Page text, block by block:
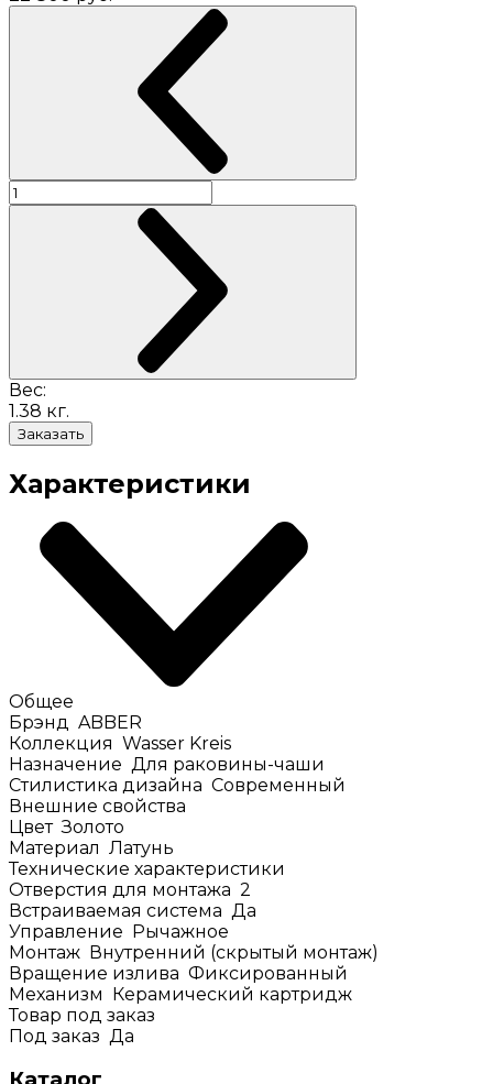
Вес:
1.38 кг.
Заказать
Характеристики
Общее
Брэнд ABBER
Коллекция Wasser Kreis
Назначение Для раковины-чаши
Стилистика дизайна Современный
Внешние свойства
Цвет Золото
Материал Латунь
Технические характеристики
Отверстия для монтажа 2
Встраиваемая система Да
Управление Рычажное
Монтаж Внутренний (скрытый монтаж)
Вращение излива Фиксированный
Механизм Керамический картридж
Товар под заказ
Под заказ Да